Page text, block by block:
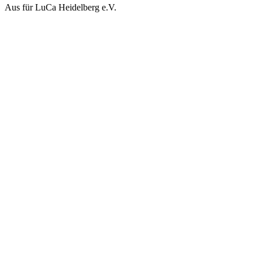
Aus für LuCa Heidelberg e.V.